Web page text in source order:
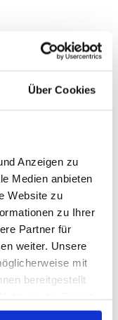
Über Cookies
Anzeigen zu
Medien anbieten
Website zu
zu Ihrer
Partner für
weiter. Unsere
mit
bereitgestellt